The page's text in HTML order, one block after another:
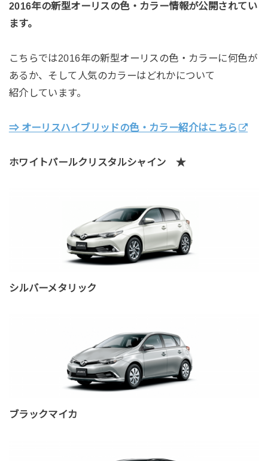
2016年の新型オーリスの色・カラー情報が公開されてい
ます。
こちらでは2016年の新型オーリスの色・カラーに何色が
あるか、そして人気のカラーはどれかについて
紹介しています。
⇒ オーリスハイブリッドの色・カラー紹介はこちら
ホワイトパールクリスタルシャイン ★
シルバーメタリック
ブラックマイカ